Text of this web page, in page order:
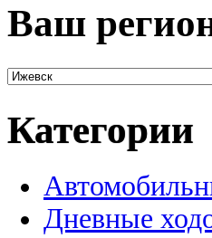
Ваш
Категории
Дневные